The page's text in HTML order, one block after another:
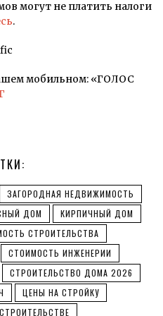
могут не платить налоги
.
мобильном: «ГОЛОС
ЗАГОРОДНАЯ НЕДВИЖИМОСТЬ
ДОМ
КИРПИЧНЫЙ ДОМ
СТРОИТЕЛЬСТВА
СТОИМОСТЬ ИНЖЕНЕРИИ
СТРОИТЕЛЬСТВО ДОМА 2026
ЦЕНЫ НА СТРОЙКУ